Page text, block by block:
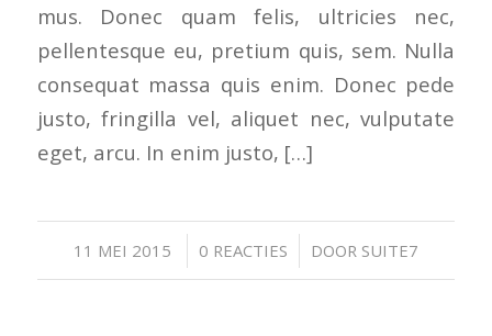
mus. Donec quam felis, ultricies nec,
pellentesque eu, pretium quis, sem. Nulla
consequat massa quis enim. Donec pede
justo, fringilla vel, aliquet nec, vulputate
eget, arcu. In enim justo, […]
11 MEI 2015
/ 0 REACTIES
/ DOOR SUITE7